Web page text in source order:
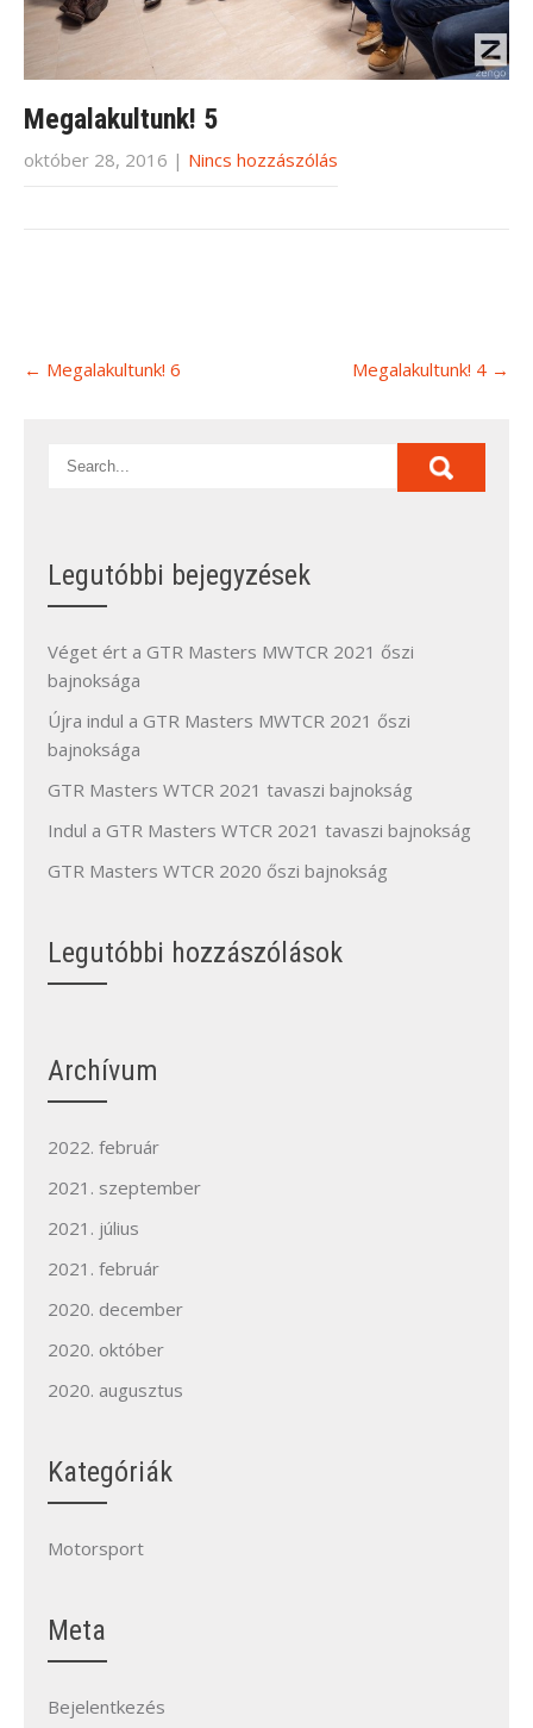
Megalakultunk! 5
október 28, 2016 | Nincs hozzászólás
navigation
← Megalakultunk! 6 Megalakultunk! 4 →
Legutóbbi bejegyzések
Véget ért a GTR Masters MWTCR 2021 őszi
bajnoksága
Újra indul a GTR Masters MWTCR 2021 őszi
bajnoksága
GTR Masters WTCR 2021 tavaszi bajnokság
Indul a GTR Masters WTCR 2021 tavaszi bajnokság
GTR Masters WTCR 2020 őszi bajnokság
Legutóbbi hozzászólások
Archívum
2022. február
2021. szeptember
2021. július
2021. február
2020. december
2020. október
2020. augusztus
Kategóriák
Motorsport
Meta
Bejelentkezés